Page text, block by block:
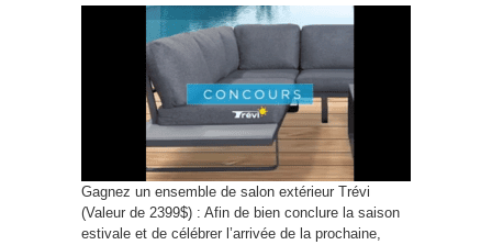
Gagnez un ensemble de salon extérieur Trévi
(Valeur de 2399$) : Afin de bien conclure la saison
estivale et de célébrer l’arrivée de la prochaine,